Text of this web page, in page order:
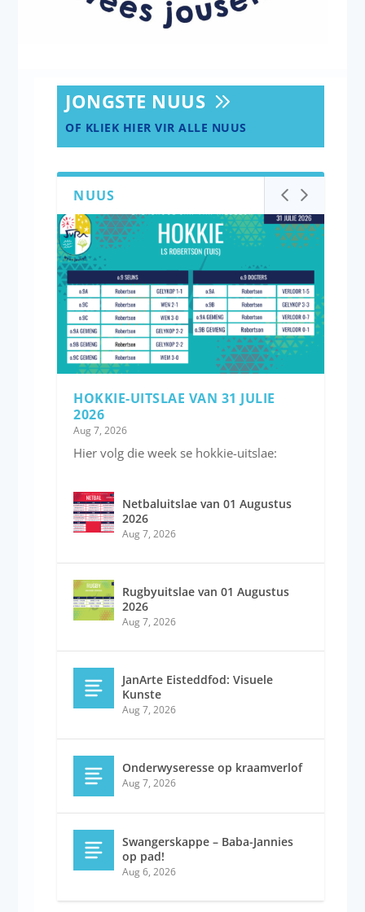
JONGSTE NUUS
OF KLIEK HIER VIR ALLE NUUS
NUUS
HOKKIE-UITSLAE VAN 31 JULIE
2026
Aug 7, 2026
Hier volg die week se hokkie-uitslae:
Netbaluitslae van 01 Augustus
2026
Aug 7, 2026
Rugbyuitslae van 01 Augustus
2026
Aug 7, 2026
JanArte Eisteddfod: Visuele
Kunste
Aug 7, 2026
Onderwyseresse op kraamverlof
Aug 7, 2026
Swangerskappe – Baba-Jannies
op pad!
Aug 6, 2026